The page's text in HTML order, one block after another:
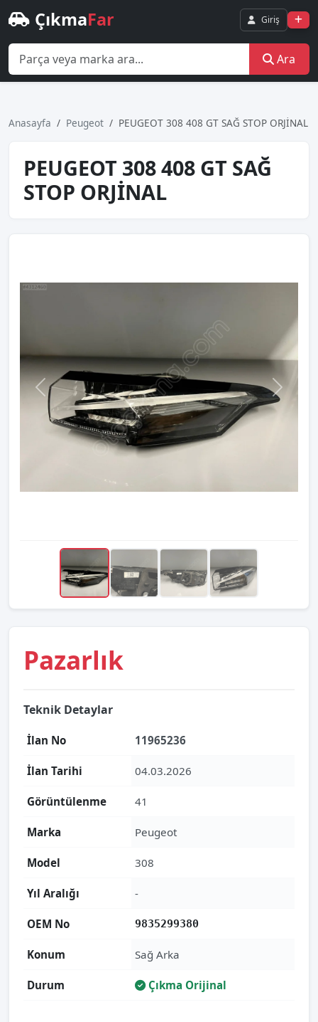
ÇıkmaFar Giriş
Ara
Anasayfa Peugeot PEUGEOT 308 408 GT SAĞ STOP ORJİNAL
PEUGEOT 308 408 GT SAĞ
STOP ORJİNAL
Pazarlık
Teknik Detaylar
İlan No 11965236
İlan Tarihi 04.03.2026
Görüntülenme 41
Marka Peugeot
Model 308
Yıl Aralığı -
OEM No 9835299380
Konum Sağ Arka
Durum Çıkma Orijinal